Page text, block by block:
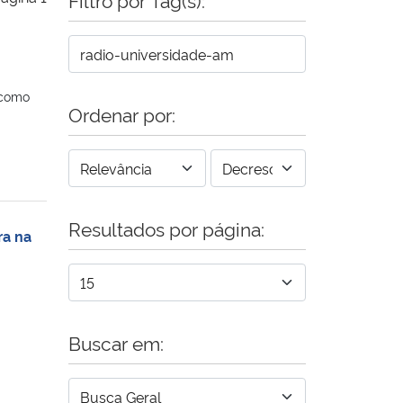
na
Ordenar por:
Resultados por página:
Buscar em: